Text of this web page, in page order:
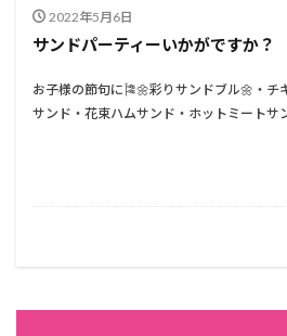
2022年5月6日
サンドパーティーいかがですか？
お子様の節句に🎏⁡⁡🌼彩りサンドブル🌼⁡⁡・チ
サンド⁡⁡・花束ハムサンド⁡⁡・ホットミートサ